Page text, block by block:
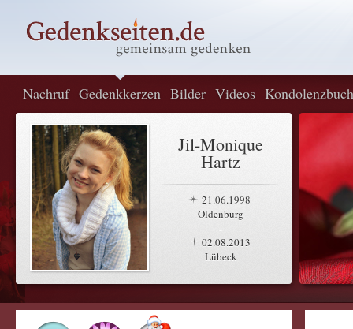
Nachruf Gedenkkerzen Bilder Videos Kondolenzbuch
Jil-Monique
Hartz
21.06.1998
Oldenburg
-
02.08.2013
Lübeck